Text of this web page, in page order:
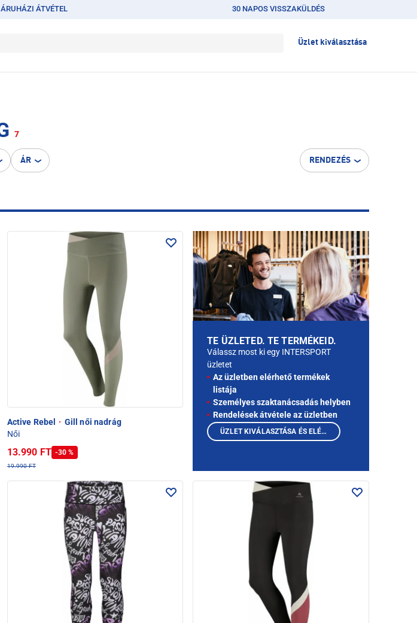
ÁTVÉTEL 30 NAPOS VISSZAKÜLDÉS
Üzlet kiválasztása
7
ÁR RENDEZÉS
Active Rebel · Gill női nadrág
Női
13.990 FT -30 %
19.990 FT
TE ÜZLETED. TE TERMÉKEID.
Válassz most ki egy INTERSPORT
üzletet
Az üzletben elérhető termékek
listája
Személyes szaktanácsadás helyben
Rendelések átvétele az üzletben
ÜZLET KIVÁLASZTÁSA ÉS ELÉRHETŐ TERMÉKEK MEGTEKINTÉSE